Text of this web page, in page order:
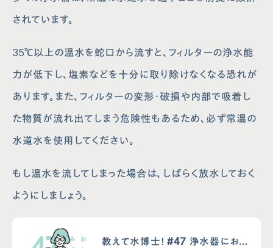
されています。
35℃以上の温水を蛇口から流すと、フィルターの浄水能
力が低下し、塩素などを十分に取り除けなくなる恐れが
あります。また、フィルターの変形・破損や内部で吸着し
た物質が流れ出てしまう危険性もあるため、必ず常温の
水道水を使用してください。
もし温水を流してしまった場合は、しばらく放水しておく
ようにしましょう。
教えて水博士！ #47 浄水器にお